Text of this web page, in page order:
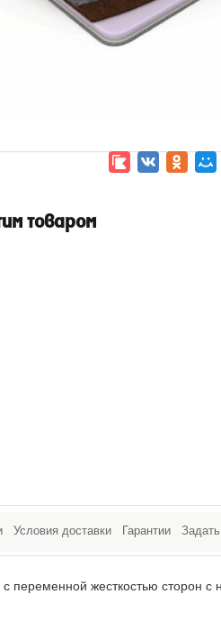
товаром
Условия доставки Гарантии
с переменной жесткостью сторон